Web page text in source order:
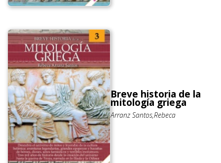
Breve historia de la
mitología griega
Arranz Santos,Rebeca